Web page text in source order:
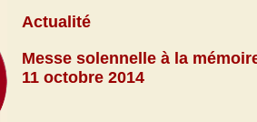
Actualité
Messe solennelle à la
11 octobre 2014